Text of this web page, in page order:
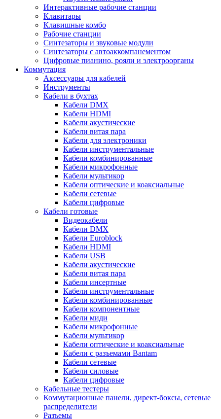
Интерактивные рабочие станции
Клавитары
Клавишные комбо
Рабочие станции
Синтезаторы и звуковые модули
Синтезаторы с автоаккомпанементом
Цифровые пианино, рояли и электроорганы
Коммутация
Аксессуары для кабелей
Инструменты
Кабели в бухтах
Кабели DMX
Кабели HDMI
Кабели акустические
Кабели витая пара
Кабели для электроники
Кабели инструментальные
Кабели комбинированные
Кабели микрофонные
Кабели мультикор
Кабели оптические и коаксиальные
Кабели сетевые
Кабели цифровые
Кабели готовые
Видеокабели
Кабели DMX
Кабели Euroblock
Кабели HDMI
Кабели USB
Кабели акустические
Кабели витая пара
Кабели инсертные
Кабели инструментальные
Кабели комбинированные
Кабели компонентные
Кабели миди
Кабели микрофонные
Кабели мультикор
Кабели оптические и коаксиальные
Кабели с разъемами Bantam
Кабели сетевые
Кабели силовые
Кабели цифровые
Кабельные тестеры
Коммутационные панели, директ-боксы, сетевые
распределители
Разъемы